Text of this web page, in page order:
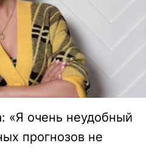
«Я очень неудобный
прогнозов не